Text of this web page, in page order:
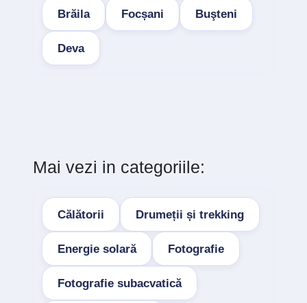
Brăila Focșani Buşteni
Deva
Mai vezi in categoriile:
Călătorii Drumeții și trekking
Energie solară Fotografie
Fotografie subacvatică